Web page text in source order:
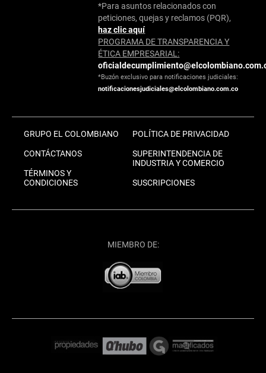
*Para asuntos relacionados con
peticiones, quejas y reclamos (PQR),
haz clic aquí
PROGRAMA DE TRANSPARENCIA Y
ÉTICA EMPRESARIAL:
*Buzón exclusivo para notificaciones judiciales:
notificacionesjudiciales@elcolombiano.com.co
GRUPO EL COLOMBIANO
CONTÁCTANOS
TÉRMINOS Y
CONDICIONES
POLÍTICA DE PRIVACIDAD
SUPERINTENDENCIA DE
INDUSTRIA Y COMERCIO
SUSCRIPCIONES
MIEMBRO DE: